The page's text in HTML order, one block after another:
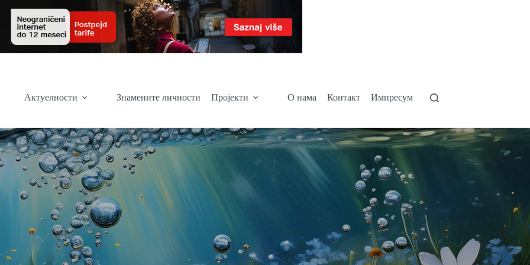
Актуелности Знамените личности Пројекти О нама Контакт Импресум